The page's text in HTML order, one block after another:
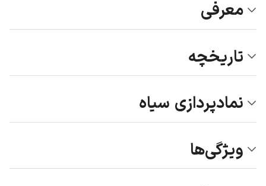
معرفی
تاریخچه
نمادپردازی سیاه
ویژگی‌ها